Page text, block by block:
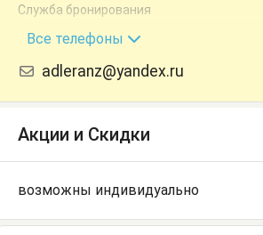
Служба бронирования
+7 (995) 612-99-00
Все телефоны
adleranz@yandex.ru
Акции и Скидки
возможны индивидуально